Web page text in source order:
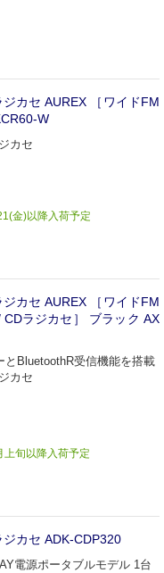
カセ AUREX ［ワイドFM
W
カセ
金)以降入荷予定
カセ AUREX ［ワイドFM
ラジカセ］ ブラック AX
とBluetoothR受信機能を搭載
カセ
旬以降入荷予定
ジカセ ADK-CDP320
電源ポータブルモデル 1台